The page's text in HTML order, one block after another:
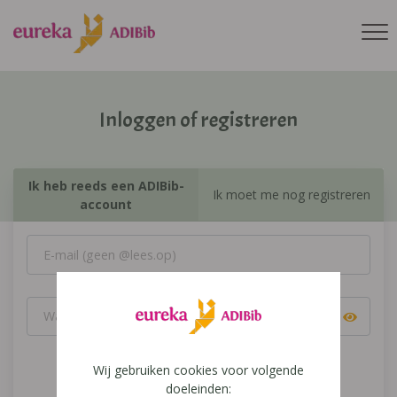
Inloggen of registreren
Ik heb reeds een ADIBib-
account
Ik moet me nog registreren
Inloggen
Wij gebruiken cookies voor volgende
doeleinden: